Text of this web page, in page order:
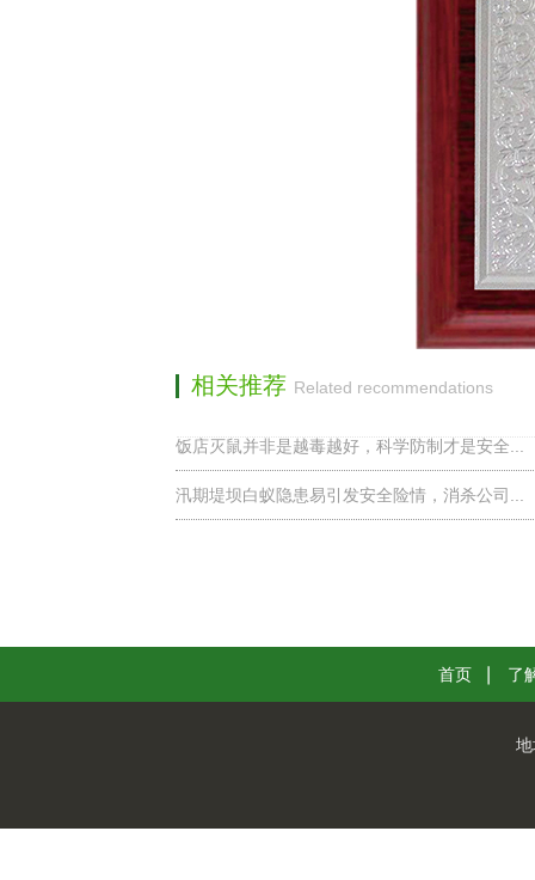
相关推荐 Related recommendations
饭店灭鼠并非是越毒越好，科学防制才是安全...
汛期堤坝白蚁隐患易引发安全险情，消杀公司...
首页 了